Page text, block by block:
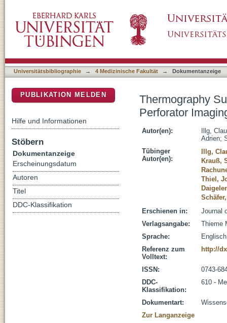
Universitätsbibliographie → 4 Medizinische Fakultät → Dokumentanzeige
Thermography
Perforator
Autor(en):
Illg,
Adrien;
Tübinger
Autor(en):
Illg,
Krauß,
Thiel,
Erschienen in:
Journal
Verlagsangabe:
Thieme
Sprache:
Englisch
Referenz zum
Volltext:
http://
ISSN:
0743-
DDC-
Klassifikation:
610 -
Dokumentart:
Zur Langanzeige
PUBLIKATION MELDEN
Hilfe und Informationen
Stöbern
Dokumentanzeige
Erscheinungsdatum
Autoren
Titel
DDC-Klassifikation